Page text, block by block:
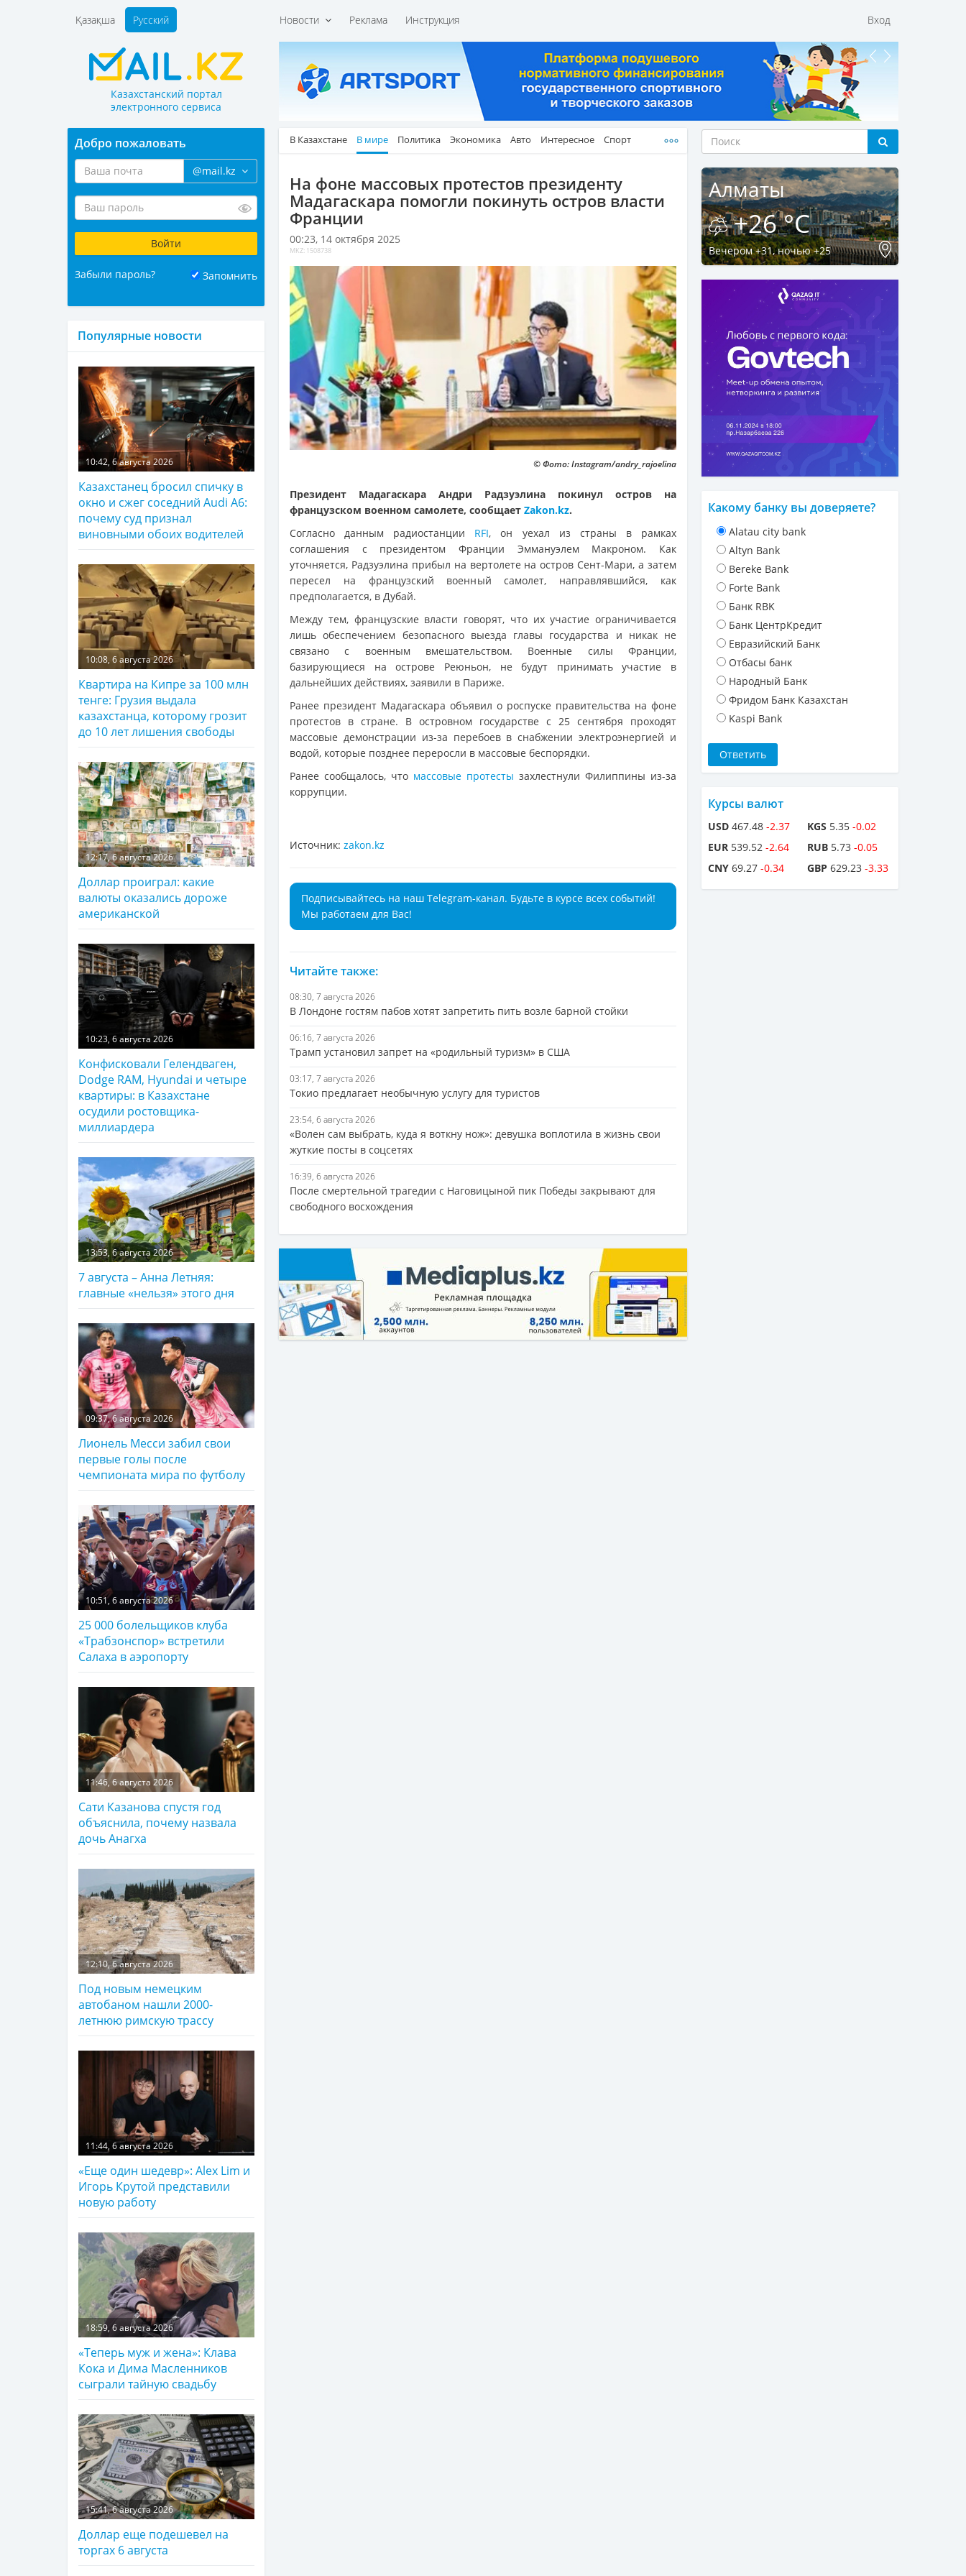
Новости Реклама Инструкция Вход
Қазақша Русский
Казахстанский портал
электронного сервиса
В Казахстане В мире Политика Экономика Авто Интересное Спорт
На фоне массовых протестов президенту
Мадагаскара помогли покинуть остров власти
Франции
00:23, 14 октября 2025
MKZ: 1508738
© Фото: Instagram/andry_rajoelina
Президент Мадагаскара Андри Радзуэлина покинул остров на
французском военном самолете, сообщает Zakon.kz.
Согласно данным радиостанции RFI, он уехал из страны в рамках
соглашения с президентом Франции Эммануэлем Макроном. Как
уточняется, Радзуэлина прибыл на вертолете на остров Сент-Мари, а затем
пересел на французский военный самолет, направлявшийся, как
предполагается, в Дубай.
Между тем, французские власти говорят, что их участие ограничивается
лишь обеспечением безопасного выезда главы государства и никак не
связано с военным вмешательством. Военные силы Франции,
базирующиеся на острове Реюньон, не будут принимать участие в
дальнейших действиях, заявили в Париже.
Ранее президент Мадагаскара объявил о роспуске правительства на фоне
протестов в стране. В островном государстве с 25 сентября проходят
массовые демонстрации из-за перебоев в снабжении электроэнергией и
водой, которые позднее переросли в массовые беспорядки.
Ранее сообщалось, что массовые протесты захлестнули Филиппины из-за
коррупции.
Источник: zakon.kz
Подписывайтесь на наш Telegram-канал. Будьте в курсе всех событий!
Мы работаем для Вас!
Читайте также:
08:30, 7 августа 2026
В Лондоне гостям пабов хотят запретить пить возле барной стойки
06:16, 7 августа 2026
Трамп установил запрет на «родильный туризм» в США
03:17, 7 августа 2026
Токио предлагает необычную услугу для туристов
23:54, 6 августа 2026
«Волен сам выбрать, куда я воткну нож»: девушка воплотила в жизнь свои
жуткие посты в соцсетях
16:39, 6 августа 2026
После смертельной трагедии с Наговицыной пик Победы закрывают для
свободного восхождения
Добро пожаловать
@mail.kz
Забыли пароль? Запомнить
Популярные новости
10:42, 6 августа 2026
Казахстанец бросил спичку в
окно и сжег соседний Audi A6:
почему суд признал
виновными обоих водителей
10:08, 6 августа 2026
Квартира на Кипре за 100 млн
тенге: Грузия выдала
казахстанца, которому грозит
до 10 лет лишения свободы
12:17, 6 августа 2026
Доллар проиграл: какие
валюты оказались дороже
американской
10:23, 6 августа 2026
Конфисковали Гелендваген,
Dodge RAM, Hyundai и четыре
квартиры: в Казахстане
осудили ростовщика-
миллиардера
13:53, 6 августа 2026
7 августа – Анна Летняя:
главные «нельзя» этого дня
09:37, 6 августа 2026
Лионель Месси забил свои
первые голы после
чемпионата мира по футболу
10:51, 6 августа 2026
25 000 болельщиков клуба
«Трабзонспор» встретили
Салаха в аэропорту
11:46, 6 августа 2026
Сати Казанова спустя год
объяснила, почему назвала
дочь Анагха
12:10, 6 августа 2026
Под новым немецким
автобаном нашли 2000-
летнюю римскую трассу
11:44, 6 августа 2026
«Еще один шедевр»: Alex Lim и
Игорь Крутой представили
новую работу
18:59, 6 августа 2026
«Теперь муж и жена»: Клава
Кока и Дима Масленников
сыграли тайную свадьбу
15:41, 6 августа 2026
Доллар еще подешевел на
торгах 6 августа
Алматы
+26 °C
Вечером +31, ночью +25
Какому банку вы доверяете?
Alatau city bank
Altyn Bank
Bereke Bank
Forte Bank
Банк RBK
Банк ЦентрКредит
Евразийский Банк
Отбасы банк
Народный Банк
Фридом Банк Казахстан
Kaspi Bank
Курсы валют
USD 467.48 -2.37
EUR 539.52 -2.64
CNY 69.27 -0.34
KGS 5.35 -0.02
RUB 5.73 -0.05
GBP 629.23 -3.33